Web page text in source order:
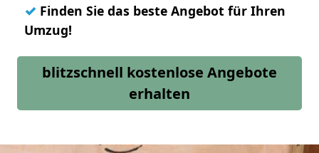
✓ Finden Sie das beste Angebot für Ihren
Umzug!
blitzschnell kostenlose Angebote
erhalten